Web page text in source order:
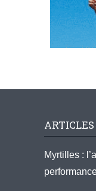
Myrtilles :